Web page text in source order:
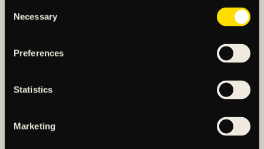
Selection
Necessary
Preferences
Statistics
Marketing
AIK Fotboll AB bedriver AIK Fotbollsförenings
elitfotbollsverksamhet genom ett herrlag och ett
damlag. Herrlaget spelar i Allsvenskan och damlaget
spelar i OBOS Damallsvenskan. AIK Fotboll AB är
AIK FOTBOLLSFÖRENING